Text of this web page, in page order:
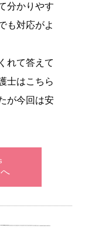
分かりやす
も対応がよ
れて答えて
士はこちら
が今回は安